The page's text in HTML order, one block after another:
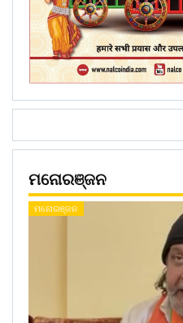
ମନୋରଞ୍ଜନ
ମନୋରଞ୍ଜନ